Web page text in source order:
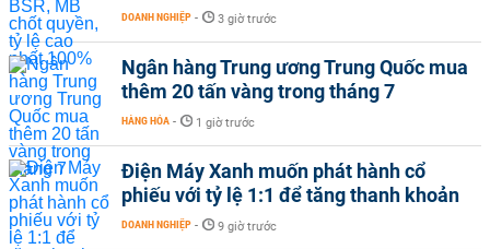
DOANH NGHIỆP - 3 giờ trước
Ngân hàng Trung ương Trung Quốc mua
thêm 20 tấn vàng trong tháng 7
HÀNG HÓA - 1 giờ trước
Điện Máy Xanh muốn phát hành cổ
phiếu với tỷ lệ 1:1 để tăng thanh khoản
DOANH NGHIỆP - 9 giờ trước